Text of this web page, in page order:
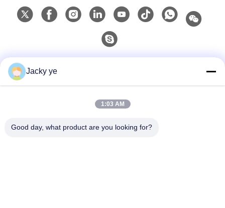
0086-15967190727
Jacky ye
1:03 AM
Good day, what product are you looking for?